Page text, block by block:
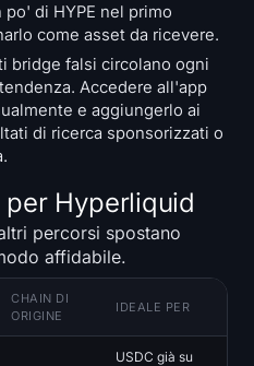
di HYPE nel primo
come asset da ricevere.
bridge falsi circolano ogni
Accedere all'app
e aggiungerlo ai
di ricerca sponsorizzati o
Hyperliquid
percorsi spostano
affidabile.
CHAIN DI
ORIGINE
IDEALE PER
USDC già su